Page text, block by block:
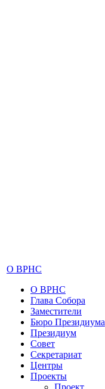
О ВРНС
О ВРНС
Глава Собора
Заместители
Бюро Президиума
Президиум
Совет
Секретариат
Центры
Проекты
Проект